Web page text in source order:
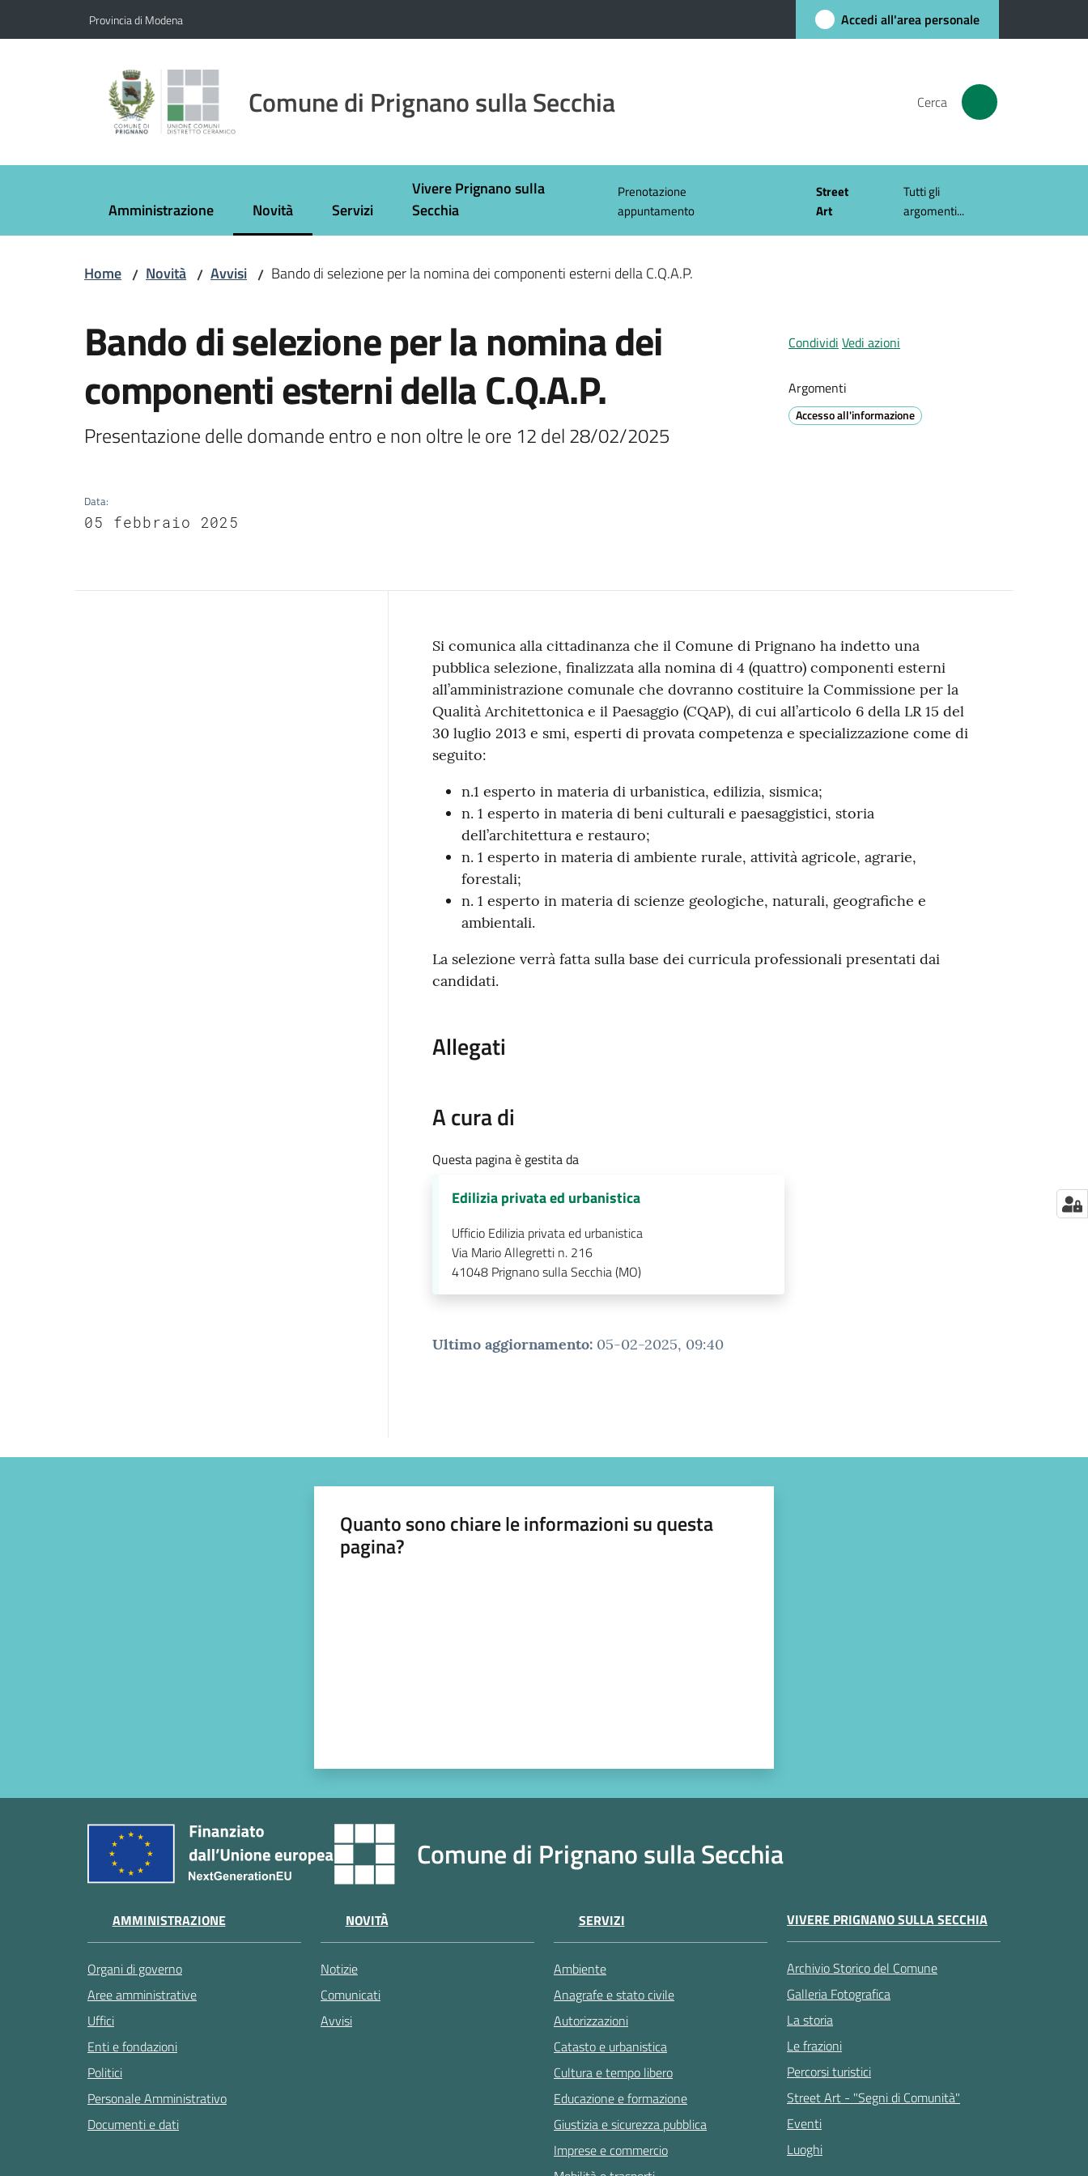
Provincia di Modena Accedi all'area personale
Comune di Prignano sulla Secchia Cerca
Amministrazione Novità
Menu selezionato
Servizi
Vivere Prignano sulla
Secchia
Prenotazione
appuntamento
Street
Art
Tutti gli
argomenti...
Home / Novità / Avvisi / Bando di selezione per la nomina dei componenti esterni della C.Q.A.P.
Bando di selezione per la nomina dei
componenti esterni della C.Q.A.P.
Presentazione delle domande entro e non oltre le ore 12 del 28/02/2025
Data:
05 febbraio 2025
Condividi Vedi azioni
Argomenti
Accesso all'informazione
Contenuto
Si comunica alla cittadinanza che il Comune di Prignano ha indetto una
pubblica selezione, finalizzata alla nomina di 4 (quattro) componenti esterni
all’amministrazione comunale che dovranno costituire la Commissione per la
Qualità Architettonica e il Paesaggio (CQAP), di cui all’articolo 6 della LR 15 del
30 luglio 2013 e smi, esperti di provata competenza e specializzazione come di
seguito:
n.1 esperto in materia di urbanistica, edilizia, sismica;
n. 1 esperto in materia di beni culturali e paesaggistici, storia
dell’architettura e restauro;
n. 1 esperto in materia di ambiente rurale, attività agricole, agrarie,
forestali;
n. 1 esperto in materia di scienze geologiche, naturali, geografiche e
ambientali.
La selezione verrà fatta sulla base dei curricula professionali presentati dai
candidati.
Allegati
A cura di
Questa pagina è gestita da
Edilizia privata ed urbanistica
Ufficio Edilizia privata ed urbanistica
Via Mario Allegretti n. 216
41048 Prignano sulla Secchia (MO)
Ultimo aggiornamento: 05-02-2025, 09:40
Quanto sono chiare le informazioni su questa
pagina?
Comune di Prignano sulla Secchia
AMMINISTRAZIONE
Organi di governo
Aree amministrative
Uffici
Enti e fondazioni
Politici
Personale Amministrativo
Documenti e dati
NOVITÀ
Notizie
Comunicati
Avvisi
SERVIZI
Ambiente
Anagrafe e stato civile
Autorizzazioni
Catasto e urbanistica
Cultura e tempo libero
Educazione e formazione
Giustizia e sicurezza pubblica
Imprese e commercio
VIVERE PRIGNANO SULLA SECCHIA
Archivio Storico del Comune
Galleria Fotografica
La storia
Le frazioni
Percorsi turistici
Street Art - "Segni di Comunità"
Eventi
Luoghi